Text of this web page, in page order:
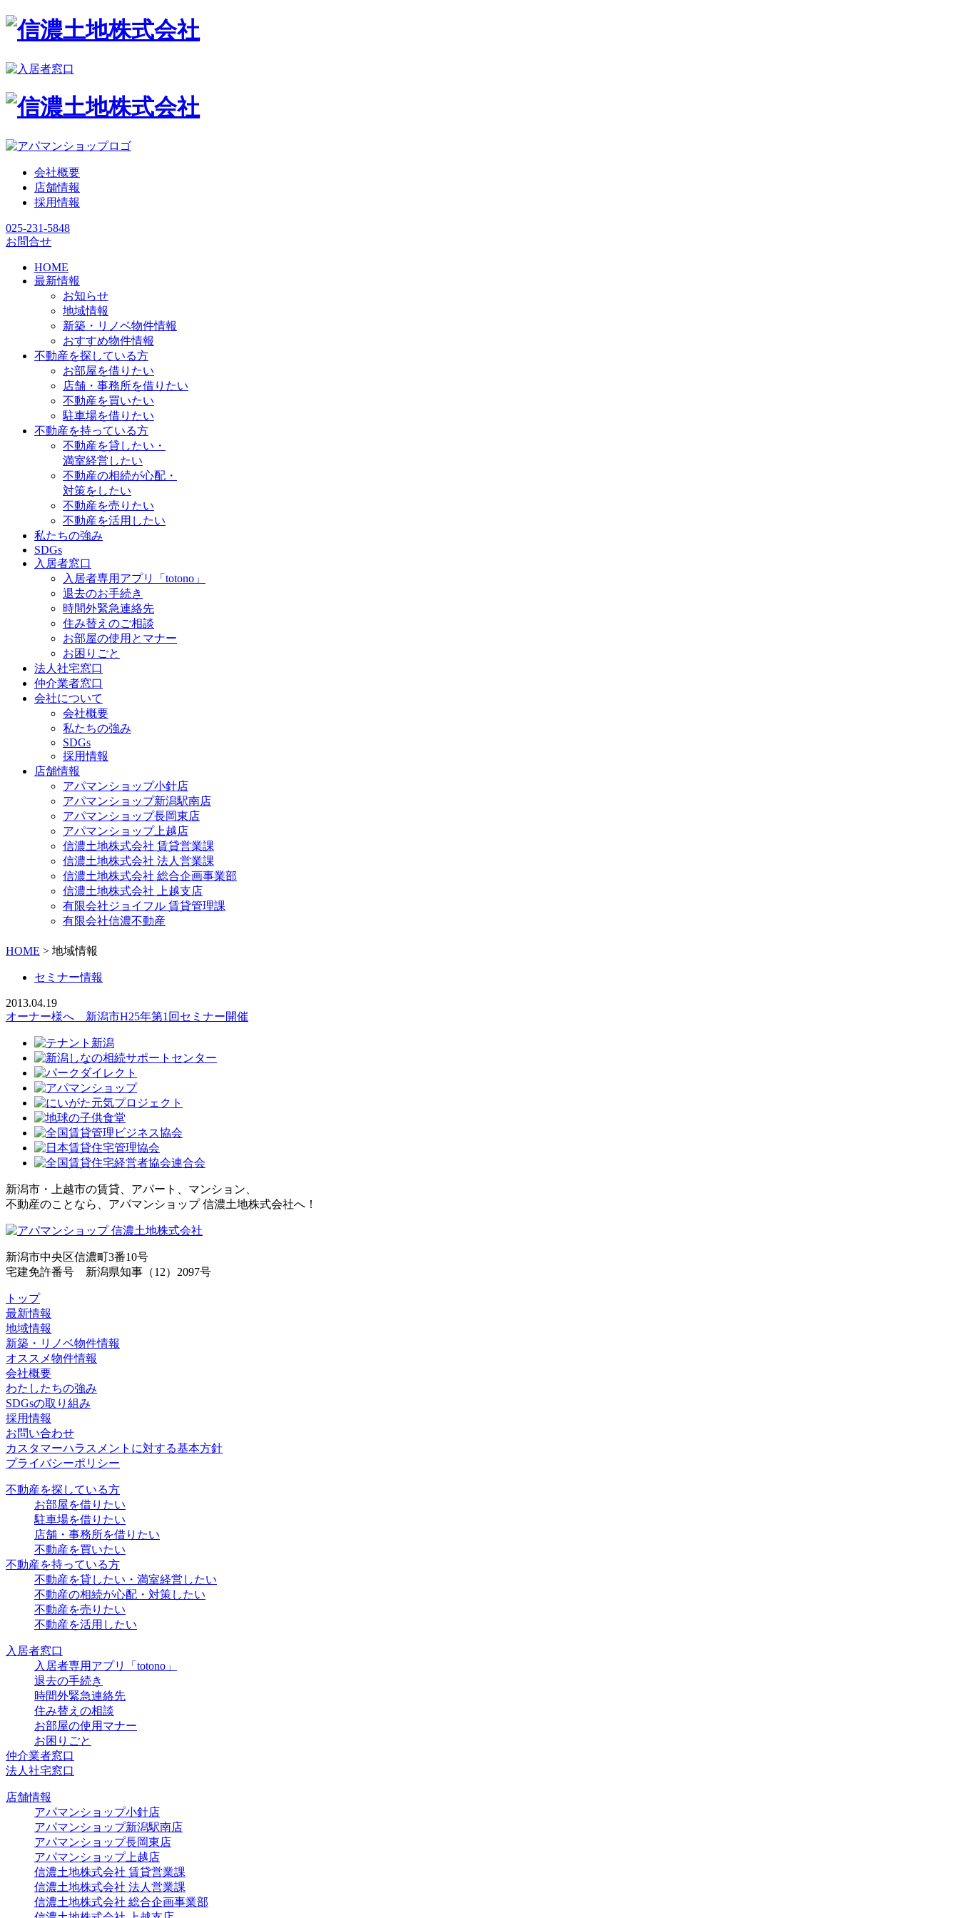
会社概要
店舗情報
採用情報
025-231-5848
お問合せ
HOME
最新情報
お知らせ
地域情報
新築・リノベ物件情報
おすすめ物件情報
不動産を探している方
お部屋を借りたい
店舗・事務所を借りたい
不動産を買いたい
駐車場を借りたい
不動産を持っている方
不動産を貸したい・
満室経営したい
不動産の相続が心配・
対策をしたい
不動産を売りたい
不動産を活用したい
私たちの強み
SDGs
入居者窓口
入居者専用アプリ「totono」
退去のお手続き
時間外緊急連絡先
住み替えのご相談
お部屋の使用とマナー
お困りごと
法人社宅窓口
仲介業者窓口
会社について
会社概要
私たちの強み
SDGs
採用情報
店舗情報
アパマンショップ小針店
アパマンショップ新潟駅南店
アパマンショップ長岡東店
アパマンショップ上越店
信濃土地株式会社 賃貸営業課
信濃土地株式会社 法人営業課
信濃土地株式会社 総合企画事業部
信濃土地株式会社 上越支店
有限会社ジョイフル 賃貸管理課
有限会社信濃不動産
HOME > 地域情報
セミナー情報
2013.04.19
オーナー様へ 新潟市H25年第1回セミナー開催
新潟市・上越市の賃貸、アパート、マンション、
不動産のことなら、アパマンショップ 信濃土地株式会社へ！
新潟市中央区信濃町3番10号
宅建免許番号 新潟県知事（12）2097号
トップ
最新情報
地域情報
新築・リノベ物件情報
オススメ物件情報
会社概要
わたしたちの強み
SDGsの取り組み
採用情報
お問い合わせ
カスタマーハラスメントに対する基本方針
プライバシーポリシー
不動産を探している方
お部屋を借りたい
駐車場を借りたい
店舗・事務所を借りたい
不動産を買いたい
不動産を持っている方
不動産を貸したい・満室経営したい
不動産の相続が心配・対策したい
不動産を売りたい
不動産を活用したい
入居者窓口
入居者専用アプリ「totono」
退去の手続き
時間外緊急連絡先
住み替えの相談
お部屋の使用マナー
お困りごと
仲介業者窓口
法人社宅窓口
店舗情報
アパマンショップ小針店
アパマンショップ新潟駅南店
アパマンショップ長岡東店
アパマンショップ上越店
信濃土地株式会社 賃貸営業課
信濃土地株式会社 法人営業課
信濃土地株式会社 総合企画事業部